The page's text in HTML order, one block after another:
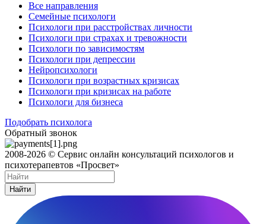
Все направления
Семейные психологи
Психологи при расстройствах личности
Психологи при страхах и тревожности
Психологи по зависимостям
Психологи при депрессии
Нейропсихологи
Психологи при возрастных кризисах
Психологи при кризисах на работе
Психологи для бизнеса
Подобрать психолога
Обратный звонок
2008-2026 © Сервис онлайн консультаций психологов и
психотерапевтов «Просвет»
Найти